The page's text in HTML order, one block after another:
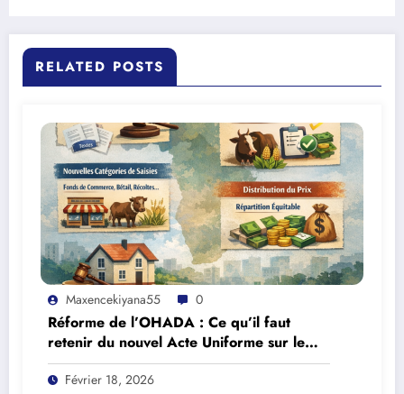
RELATED POSTS
Maxencekiyana55 0
Réforme de l’OHADA : Ce qu’il faut
retenir du nouvel Acte Uniforme sur le
Recouvrement et les Voies d’Exécution
(2023)
Février 18, 2026